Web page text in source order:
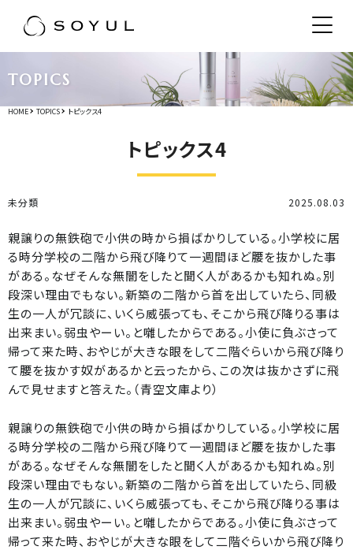
TOPICS
HOME TOPICS トピックス4
トピックス4
未分類 2025.08.03
親譲りの無鉄砲で小供の時から損ばかりしている。小学校に居
る時分学校の二階から飛び降りて一週間ほど腰を抜かした事
がある。なぜそんな無闇をしたと聞く人があるかも知れぬ。別
段深い理由でもない。新築の二階から首を出していたら、同級
生の一人が冗談に、いくら威張っても、そこから飛び降りる事は
出来まい。弱虫やーい。と囃したからである。小使に負ぶさって
帰って来た時、おやじが大きな眼をして二階ぐらいから飛び降り
て腰を抜かす奴があるかと云ったから、この次は抜かさずに飛
んで見せますと答えた。（青空文庫より）
親譲りの無鉄砲で小供の時から損ばかりしている。小学校に居
る時分学校の二階から飛び降りて一週間ほど腰を抜かした事
がある。なぜそんな無闇をしたと聞く人があるかも知れぬ。別
段深い理由でもない。新築の二階から首を出していたら、同級
生の一人が冗談に、いくら威張っても、そこから飛び降りる事は
出来まい。弱虫やーい。と囃したからである。小使に負ぶさって
帰って来た時、おやじが大きな眼をして二階ぐらいから飛び降り